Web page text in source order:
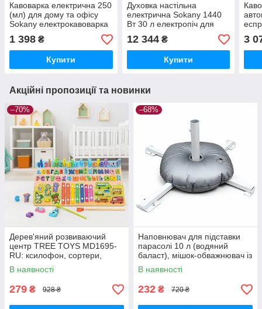
Кавоварка електрична 250
(мл) для дому та офісу
Sokany електрокавоварка
побутова kofevarka
1 398 ₴
Купити
Духовка настільна
електрична Sokany 1440
Вт 30 л електропіч для
дому з таймером
12 344₴
Купити
3
Акційні пропозиції та новинки
–70%
Дерев'яний розвиваючий
центр TREE TOYS MD1695-
RU: ксилофон, сортери,
рибальство, 10 рибок
В наявності
279 ₴ 928 ₴
–68%
Наповнювач для підставки
парасолі 10 л (водяний
баласт), мішок-обважнювач із
клапаном
В наявності
232 ₴ 720 ₴